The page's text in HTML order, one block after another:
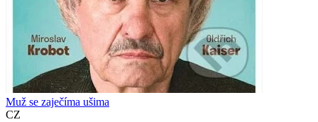
Muž se zaječíma ušima
CZ